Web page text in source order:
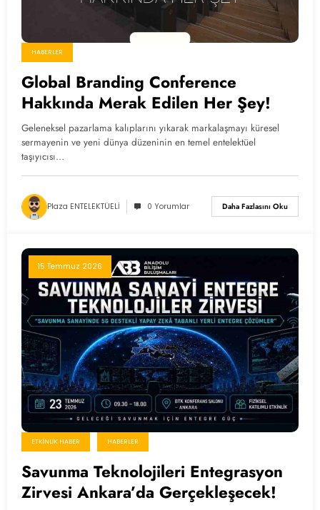
HABERLER
Global Branding Conference
Hakkında Merak Edilen Her Şey!
Geleneksel pazarlama kalıplarını yıkarak markalaşmayı küresel
sermayenin ve yeni dünya düzeninin en temel entelektüel
taşıyıcısı…
Plaza ENTELEKTÜELİ 0 Yorumlar Daha Fazlasını Oku
15 Temmuz 2026
ETKINLIK HABER HABERLER
Savunma Teknolojileri Entegrasyon
Zirvesi Ankara’da Gerçekleşecek!